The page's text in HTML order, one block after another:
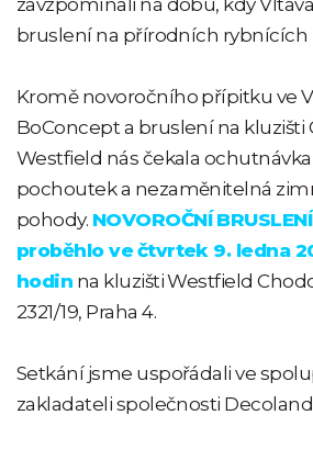
zavzpomínali na dobu, kdy
bruslení na přírodních rybnících
Kromě novoročního přípitku ve
BoConcept a bruslení na kluzišti
Westfield nás čekala
pochoutek a nezaměnitelná
pohody. NOVOROČNÍ BRUSLENÍ
proběhlovečtvrtek 9. ledna
hodin na kluzišti Westfield
2321/19, Praha 4.
Setkání jsme uspořádali ve
zakladateli společnosti